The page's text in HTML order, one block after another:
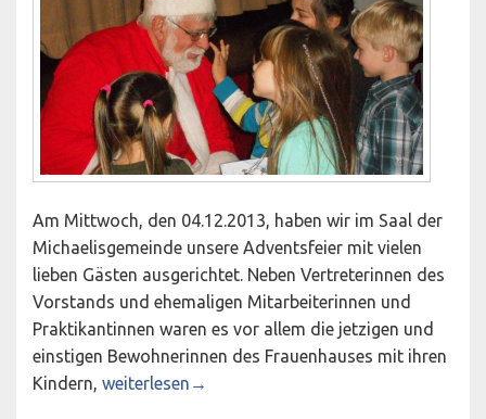
Am Mittwoch, den 04.12.2013, haben wir im Saal der
Michaelisgemeinde unsere Adventsfeier mit vielen
lieben Gästen ausgerichtet. Neben Vertreterinnen des
Vorstands und ehemaligen Mitarbeiterinnen und
Praktikantinnen waren es vor allem die jetzigen und
einstigen Bewohnerinnen des Frauenhauses mit ihren
Kindern, Gemütliche Adventsfeier des Netzwerkes
weiterlesen →